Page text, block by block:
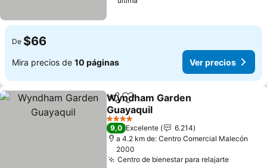
De $66
Mira precios de 10 páginas Ver precios
CompartirAgregar a favoritos
Wyndham Garden
Guayaquil
Ver precios
4 Estrellas
9,0 Excelente
6.214
a 4.2 km de: Centro Comercial Malecón
2000
Centro de bienestar para relajarteVer